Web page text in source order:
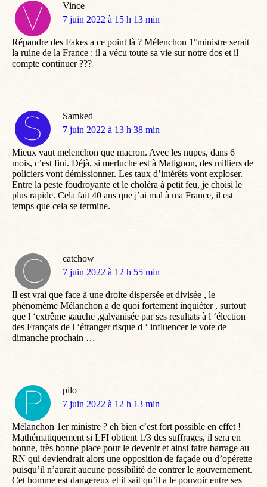
Vince
dit
7 juin 2022 à 15 h 13 min
Répandre des Fakes a ce point là ? Mélenchon 1°ministre serait
la ruine de la France : il a vécu toute sa vie sur notre dos et il
compte continuer ???
Samked
dit
7 juin 2022 à 13 h 38 min
Mieux vaut melenchon que macron. Avec les nupes, dans 6
mois, c’est fini. Déjà, si merluche est à Matignon, des milliers de
policiers vont démissionner. Les taux d’intérêts vont exploser.
Entre la peste foudroyante et le choléra à petit feu, je choisi le
plus rapide. Cela fait 40 ans que j’ai mal à ma France, il est
temps que cela se termine.
catchow
dit
7 juin 2022 à 12 h 55 min
Il est vrai que face à une droite dispersée et divisée , le
phénomème Mélanchon a de quoi fortement inquiéter , surtout
que l ‘extrême gauche ,galvanisée par ses resultats à l ‘élection
des Français de l ‘étranger risque d ‘ influencer le vote de
dimanche prochain …
pilo
dit
7 juin 2022 à 12 h 13 min
Mélanchon 1er ministre ? eh bien c’est fort possible en effet !
Mathématiquement si LFI obtient 1/3 des suffrages, il sera en
bonne, très bonne place pour le devenir et ainsi faire barrage au
RN qui deviendrait alors une opposition de façade ou d’opérette
puisqu’il n’aurait aucune possibilité de contrer le gouvernement.
Cet homme est dangereux et il sait qu’il a le pouvoir entre ses